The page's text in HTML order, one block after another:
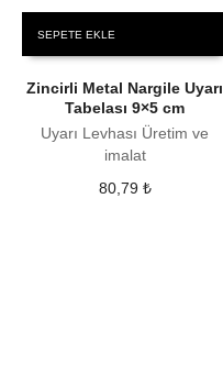
SEPETE EKLE
Zincirli Metal Nargile Uyarı
Tabelası 9×5 cm
Uyarı Levhası Üretim ve
imalat
80,79 ₺